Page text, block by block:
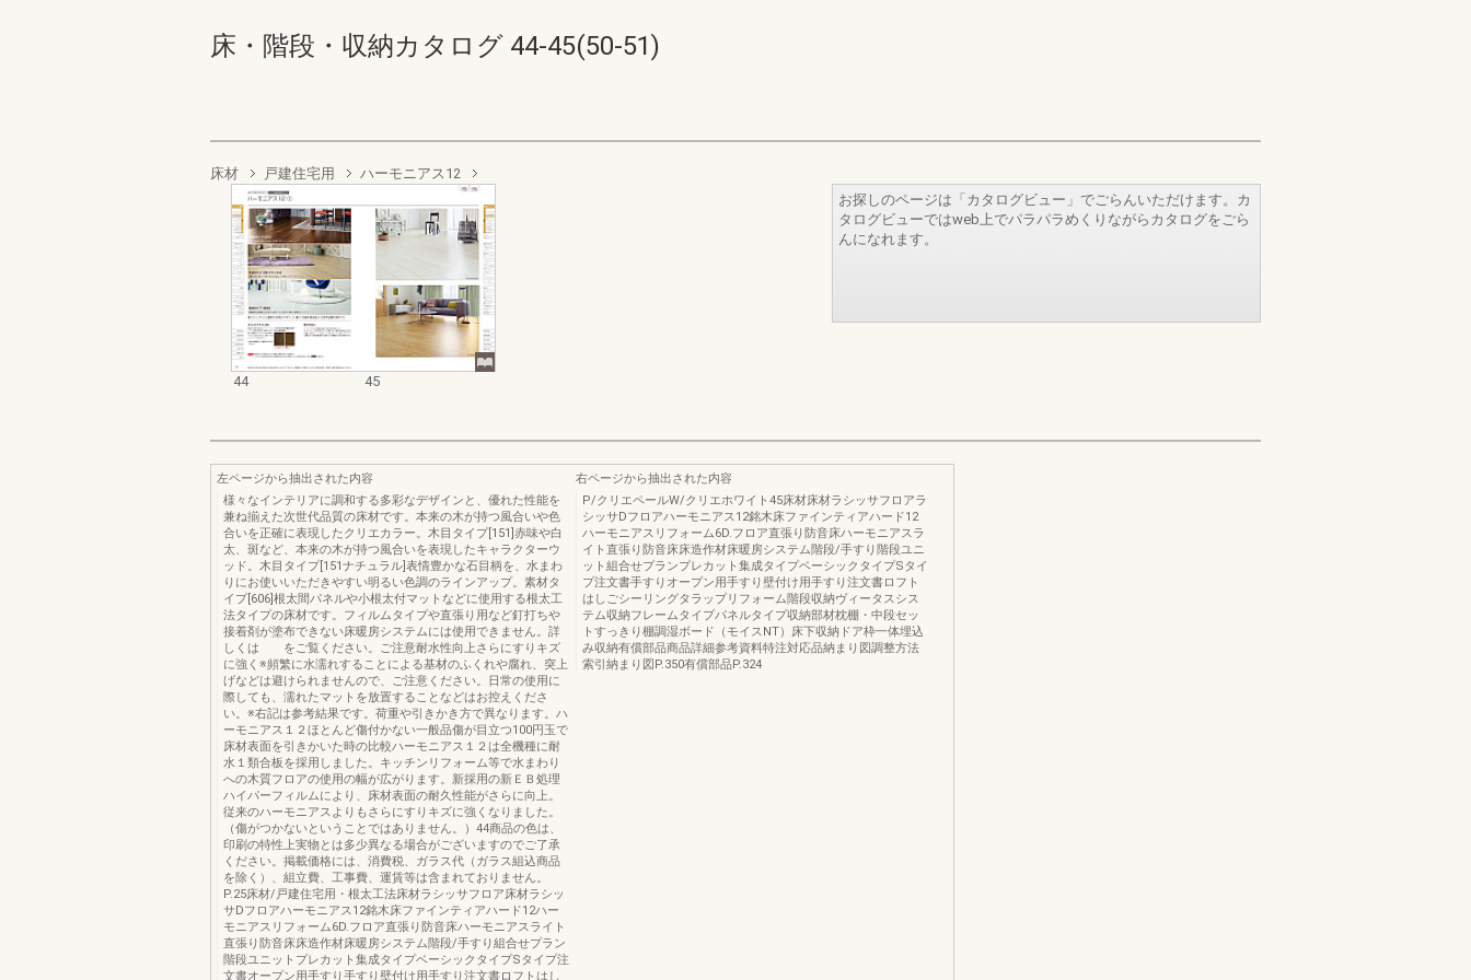
床・階段・収納カタログ 44-45(50-51)
床材 戸建住宅用 ハーモニアス12
44 45
お探しのページは「カタログビュー」でごらんいただけます。カ
タログビューではweb上でパラパラめくりながらカタログをごら
んになれます。
左ページから抽出された内容
様々なインテリアに調和する多彩なデザインと、優れた性能を
兼ね揃えた次世代品質の床材です。本来の木が持つ風合いや色
合いを正確に表現したクリエカラー。木目タイプ[151]赤味や白
太、斑など、本来の木が持つ風合いを表現したキャラクターウ
ッド。木目タイプ[151ナチュラル]表情豊かな石目柄を、水まわ
りにお使いいただきやすい明るい色調のラインアップ。素材タ
イプ[606]根太間パネルや小根太付マットなどに使用する根太工
法タイプの床材です。フィルムタイプや直張り用など釘打ちや
接着剤が塗布できない床暖房システムには使用できません。詳
しくは をご覧ください。ご注意耐水性向上さらにすりキズ
に強く※頻繁に水濡れすることによる基材のふくれや腐れ、突上
げなどは避けられませんので、ご注意ください。日常の使用に
際しても、濡れたマットを放置することなどはお控えくださ
い。※右記は参考結果です。荷重や引きかき方で異なります。ハ
ーモニアス１２ほとんど傷付かない一般品傷が目立つ100円玉で
床材表面を引きかいた時の比較ハーモニアス１２は全機種に耐
水１類合板を採用しました。キッチンリフォーム等で水まわり
への木質フロアの使用の幅が広がります。新採用の新ＥＢ処理
ハイパーフィルムにより、床材表面の耐久性能がさらに向上。
従来のハーモニアスよりもさらにすりキズに強くなりました。
（傷がつかないということではありません。）44商品の色は、
印刷の特性上実物とは多少異なる場合がございますのでご了承
ください。掲載価格には、消費税、ガラス代（ガラス組込商品
を除く）、組立費、工事費、運賃等は含まれておりません。
P.25床材/戸建住宅用・根太工法床材ラシッサフロア床材ラシッ
サDフロアハーモニアス12銘木床ファインティアハード12ハー
モニアスリフォーム6D.フロア直張り防音床ハーモニアスライト
直張り防音床床造作材床暖房システム階段/手すり組合せプラン
階段ユニットプレカット集成タイプベーシックタイプSタイプ注
文書オープン用手すり手すり壁付け用手すり注文書ロフトはし
右ページから抽出された内容
P/クリエペールW/クリエホワイト45床材床材ラシッサフロアラ
シッサDフロアハーモニアス12銘木床ファインティアハード12
ハーモニアスリフォーム6D.フロア直張り防音床ハーモニアスラ
イト直張り防音床床造作材床暖房システム階段/手すり階段ユニ
ット組合せプランプレカット集成タイプベーシックタイプSタイ
プ注文書手すりオープン用手すり壁付け用手すり注文書ロフト
はしごシーリングタラップリフォーム階段収納ヴィータスシス
テム収納フレームタイプパネルタイプ収納部材枕棚・中段セッ
トすっきり棚調湿ボード（モイスNT）床下収納ドア枠一体埋込
み収納有償部品商品詳細参考資料特注対応品納まり図調整方法
索引納まり図P.350有償部品P.324